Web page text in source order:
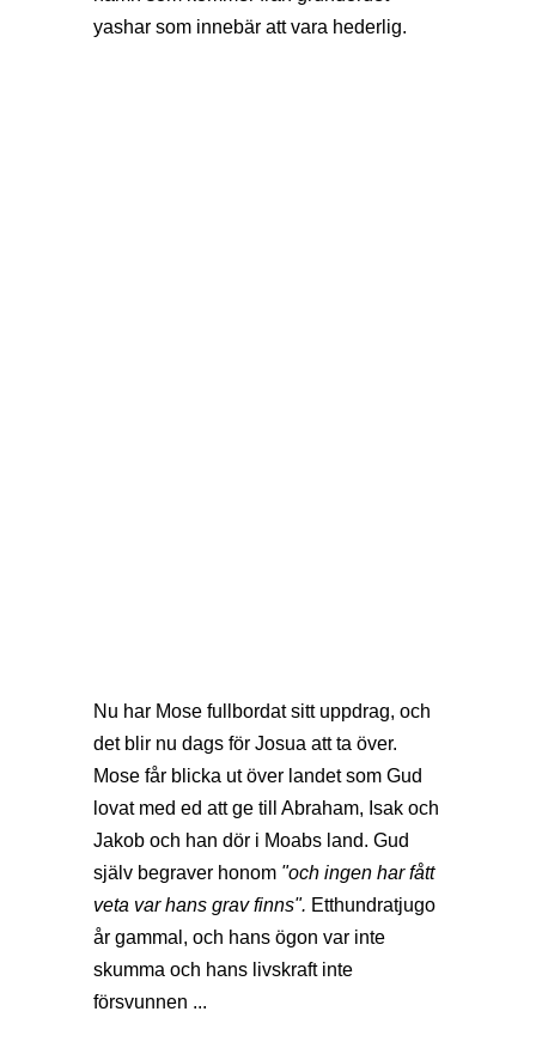
yashar som innebär att vara hederlig.
Nu har Mose fullbordat sitt uppdrag, och
det blir nu dags för Josua att ta över.
Mose får blicka ut över landet som Gud
lovat med ed att ge till Abraham, Isak och
Jakob och han dör i Moabs land. Gud
själv begraver honom "och ingen har fått
veta var hans grav finns". Etthundratjugo
år gammal, och hans ögon var inte
skumma och hans livskraft inte
försvunnen ...